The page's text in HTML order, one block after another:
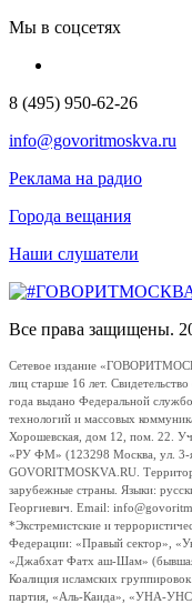
Мы в соцсетях
8 (495) 950-62-26
info@govoritmoskva.ru
Реклама на радио
Города вещания
Наши слушатели
Все права защищены.
Сетевое издание
лиц старше 16 лет.
года выдано Федеральной
технологий и массовых
Хорошевская, дом 12, пом. 22.
«РУ ФМ» (123298 Москва, ул. 3-
GOVORITMOSKVA.RU.
зарубежные страны. Языки:
Георгиевич. Email:
*Экстремистские и
Федерации: «Правый сектор»,
«Джабхат Фатх аш-Шам»
Коалиция исламских
партия, «Аль-Каида», «УНА-